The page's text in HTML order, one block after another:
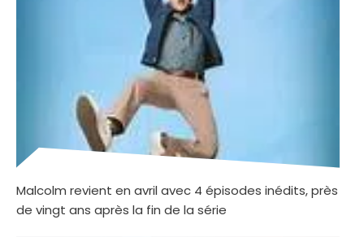
Malcolm revient en avril avec 4 épisodes inédits, près
de vingt ans après la fin de la série